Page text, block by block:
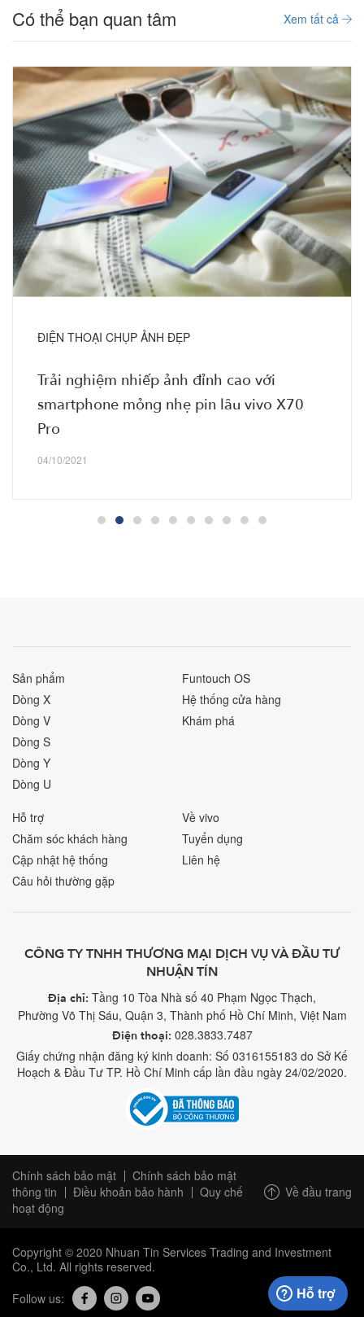
Có thể bạn quan tâm Xem tất cả
ĐIỆN THOẠI CHỤP ẢNH ĐẸP
Trải nghiệm nhiếp ảnh đỉnh cao với
smartphone mỏng nhẹ pin lâu vivo X70
Pro
04/10/2021
Sản phẩm
Dòng X
Dòng V
Dòng S
Dòng Y
Dòng U
Funtouch OS
Hệ thống cửa hàng
Khám phá
Hỗ trợ
Chăm sóc khách hàng
Cập nhật hệ thống
Câu hỏi thường gặp
Về vivo
Tuyển dụng
Liên hệ
CÔNG TY TNHH THƯƠNG MẠI DỊCH VỤ VÀ ĐẦU TƯ
NHUẬN TÍN
Địa chỉ: Tầng 10 Tòa Nhà số 40 Phạm Ngọc Thạch,
Phường Võ Thị Sáu, Quận 3, Thành phố Hồ Chí Minh, Việt Nam
Điện thoại: 028.3833.7487
Giấy chứng nhận đăng ký kinh doanh: Số 0316155183 do Sở Kế
Hoạch & Đầu Tư TP. Hồ Chí Minh cấp lần đầu ngày 24/02/2020.
Chính sách bảo mật
Chính sách bảo mật
thông tin
Điều khoản bảo hành
Quy chế
hoạt động
Về đầu trang
Copyright © 2020 Nhuan Tin Services Trading and Investment
Co., Ltd. All rights reserved.
Follow us:
Hỗ trợ